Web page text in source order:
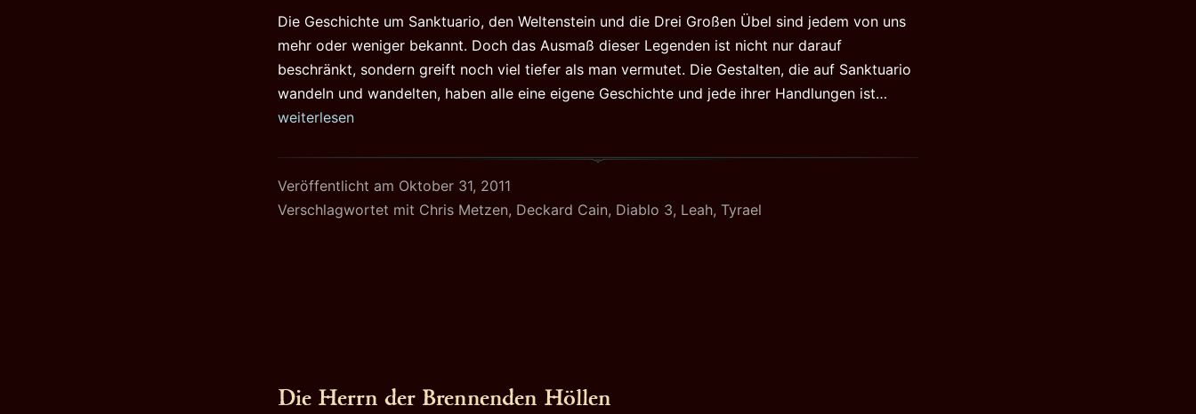
Die Geschichte um Sanktuario, den Weltenstein und die Drei Großen Übel sind jedem von uns
mehr oder weniger bekannt. Doch das Ausmaß dieser Legenden ist nicht nur darauf
beschränkt, sondern greift noch viel tiefer als man vermutet. Die Gestalten, die auf Sanktuario
wandeln und wandelten, haben alle eine eigene Geschichte und jede ihrer Handlungen ist…
Sanktuario…"
weiterlesen
Veröffentlicht am Oktober 31, 2011
Verschlagwortet mit Chris Metzen, Deckard Cain, Diablo 3, Leah, Tyrael
Die Herrn der Brennenden Höllen